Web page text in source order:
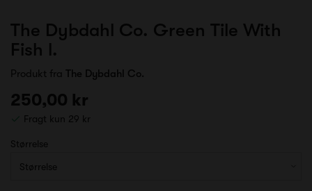
The Dybdahl Co. Green Tile With
Fish l.
Produkt fra The Dybdahl Co.
250,00 kr
Fragt kun 29 kr
Størrelse